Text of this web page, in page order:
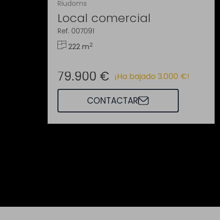
Riudoms
Local comercial
Ref. 007091
222 m2
79.900 € ¡Ha bajado 3.000 €!
CONTACTAR